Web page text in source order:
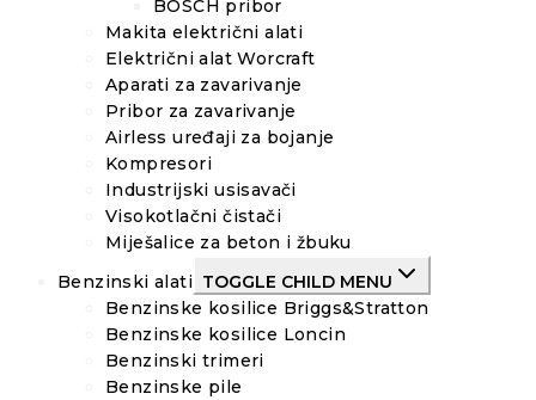
BOSCH pribor
Makita električni alati
Električni alat Worcraft
Aparati za zavarivanje
Pribor za zavarivanje
Airless uređaji za bojanje
Kompresori
Industrijski usisavači
Visokotlačni čistači
Miješalice za beton i žbuku
Benzinski alati TOGGLE CHILD MENU
Benzinske kosilice Briggs&Stratton
Benzinske kosilice Loncin
Benzinski trimeri
Benzinske pile